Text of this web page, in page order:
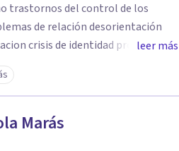
trastornos del control de los
de relación desorientación
crisis de identidad problemas
(TDAH)
leer más
Marás